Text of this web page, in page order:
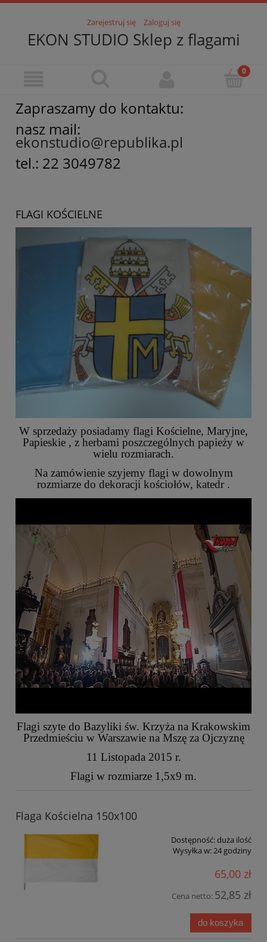
Zarejestruj się Zaloguj się
EKON STUDIO Sklep z flagami
Zapraszamy do kontaktu:
nasz mail:
ekonstudio@republika.pl
tel.: 22 3049782
FLAGI KOŚCIELNE
W sprzedaży posiadamy flagi Kościelne, Maryjne,
Papieskie , z herbami poszczególnych papieży w
wielu rozmiarach.
Na zamówienie szyjemy flagi w dowolnym
rozmiarze do dekoracji kościołów, katedr .
Flagi szyte do Bazyliki św. Krzyża na Krakowskim
Przedmieściu w Warszawie na Mszę za Ojczyznę
11 Listopada 2015 r.
Flagi w rozmiarze 1,5x9 m.
Flaga Kościelna 150x100
Dostępność:duża ilość
Wysyłka w:24 godziny
65,00 zł
Cena netto: 52,85 zł
do koszyka